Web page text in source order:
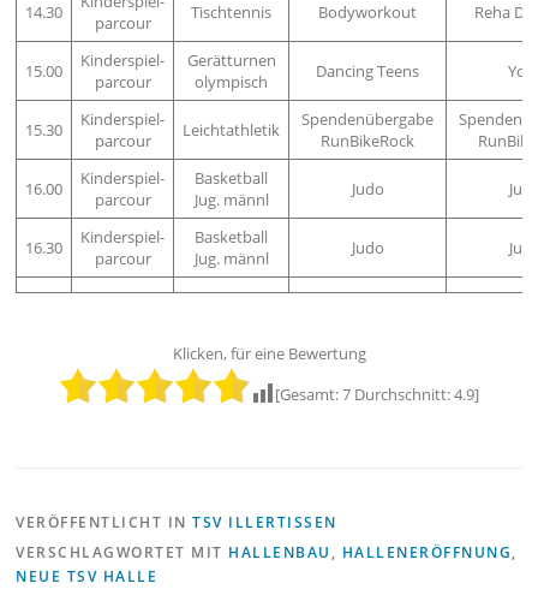
14.30
parcour
Tischtennis Bodyworkout Reha
15.00
Kinderspiel-
parcour
Gerätturnen
olympisch
Dancing Teens
15.30
Kinderspiel-
parcour
Leichtathletik
Spendenübergabe
RunBikeRock
16.00
Kinderspiel-
parcour
Basketball
Jug. männl
Judo
16.30
Kinderspiel-
parcour
Basketball
Jug. männl
Judo
Klicken, für eine Bewertung
[Gesamt:7 Durchschnitt:4.9]
VERÖFFENTLICHT INTSV ILLERTISSEN
VERSCHLAGWORTET MIT HALLENBAU , HALLENERÖFFNUNG,
NEUE TSV HALLE